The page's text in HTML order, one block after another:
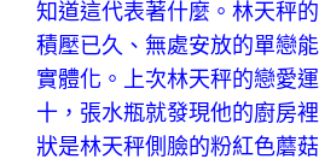
知道這代表著什麼。林天秤
積壓已久、無處安放的單戀
實體化。上次林天秤的戀愛
十，張水瓶就發現他的廚房
狀是林天秤側臉的粉紅色蘑